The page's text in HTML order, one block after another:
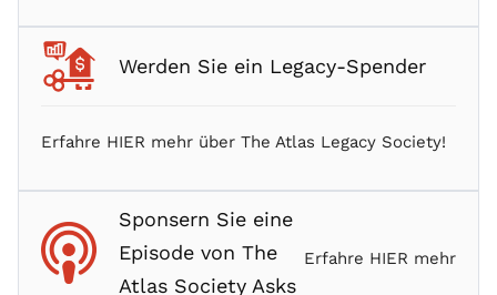
Werden Sie ein Legacy-Spender
Erfahre HIER mehr über The Atlas Legacy Society!
Sponsern Sie eine
Episode von The
Atlas Society Asks
Erfahre HIER mehr